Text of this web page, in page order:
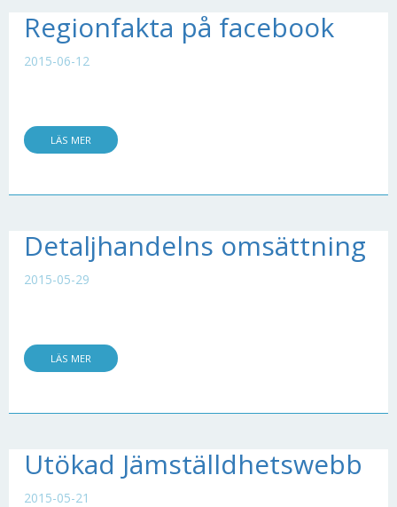
Regionfakta på facebook
2015-06-12
LÄS MER
Detaljhandelns omsättning
2015-05-29
LÄS MER
Utökad Jämställdhetswebb
2015-05-21